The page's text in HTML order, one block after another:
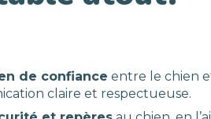
de confiance entre le chien
claire et respectueuse.